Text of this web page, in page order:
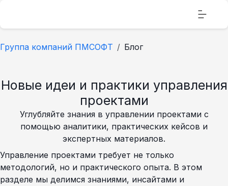
Группа компаний ПМСОФТ Блог
Новые идеи и практики управления
проектами
Углубляйте знания в управлении проектами с
помощью аналитики, практических кейсов и
экспертных материалов.
Управление проектами требует не только
методологий, но и практического опыта. В этом
разделе мы делимся знаниями, инсайтами и